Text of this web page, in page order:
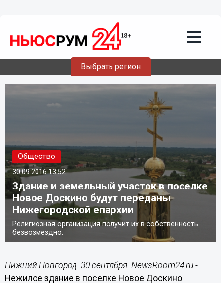
Выбрать регион
Общество
30.09.201613:52
Здание и земельный участок в поселке
Новое Доскино будут переданы
Нижегородской епархии
Религиозная организация получит их в собственность
безвозмездно.
Нижний Новгород. 30 сентября. NewsRoom24.ru -
Нежилое здание в поселке Новое Доскино